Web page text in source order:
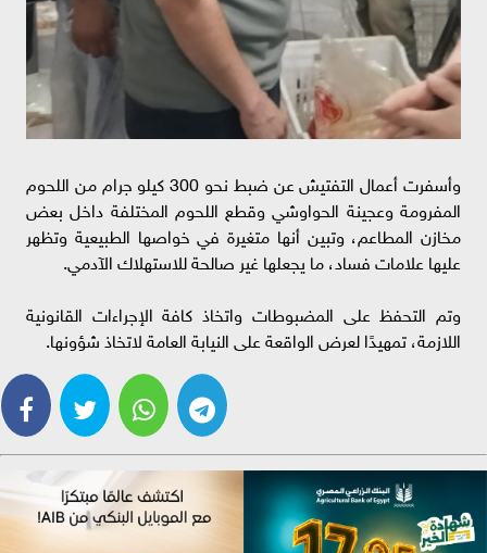
وأسفرت أعمال التفتيش عن ضبط نحو 300 كيلو جرام من اللحوم
المفرومة وعجينة الحواوشي وقطع اللحوم المختلفة داخل بعض
مخازن المطاعم، وتبين أنها متغيرة في خواصها الطبيعية وتظهر
عليها علامات فساد، ما يجعلها غير صالحة للاستهلاك الآدمي.
وتم التحفظ على المضبوطات واتخاذ كافة الإجراءات القانونية
اللازمة، تمهيدًا لعرض الواقعة على النيابة العامة لاتخاذ شؤونها.